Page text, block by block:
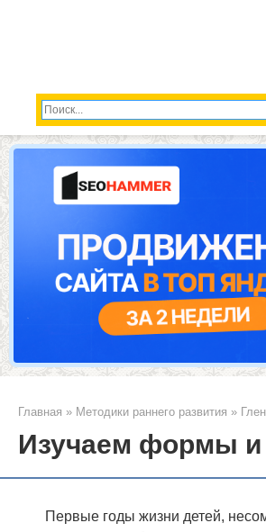
Главная » Методики раннего развития »
Изучаем формы и
Первые годы жизни детей,